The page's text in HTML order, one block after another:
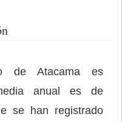
de Atacama es
anual es de
se han registrado